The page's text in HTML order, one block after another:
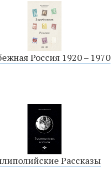
Россия 1920 – 1970
Рассказы